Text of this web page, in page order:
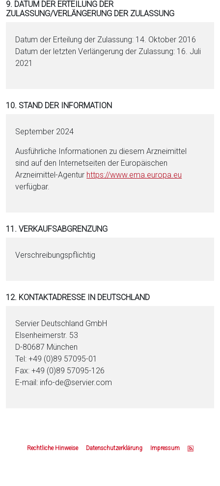
9. DATUM DER ERTEILUNG DER
ZULASSUNG/VERLÄNGERUNG DER ZULASSUNG
Datum der Erteilung der Zulassung: 14. Oktober 2016
Datum der letzten Verlängerung der Zulassung: 16. Juli
2021
10. STAND DER INFORMATION
September 2024
Ausführliche Informationen zu diesem Arzneimittel
sind auf den Internetseiten der Europäischen
Arzneimittel-Agentur https://www.ema.eu­ropa.eu
verfügbar.
11. VERKAUFSABGRENZUNG
Verschreibungspflichtig
12. KONTAKTADRESSE IN DEUTSCHLAND
Servier Deutschland GmbH
Elsenheimerstr. 53
D-80687 München
Tel: +49 (0)89 57095-01
Fax: +49 (0)89 57095-126
E-mail: info-de@servier.com
Rechtliche Hinweise Datenschutzerklärung Impressum